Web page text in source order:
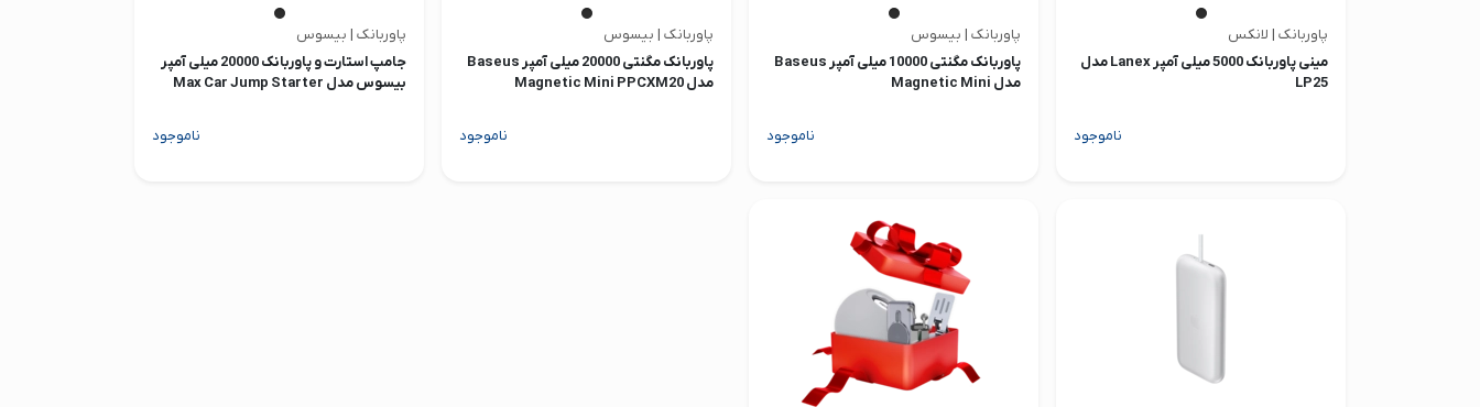
پاوربانک | لانکس
مینی پاوربانک 5000 میلی آمپر Lanex مدل
LP25
ناموجود
پاوربانک | بیسوس
پاوربانک مگنتی 10000 میلی آمپر Baseus
مدل Magnetic Mini
ناموجود
پاوربانک | بیسوس
پاوربانک مگنتی 20000 میلی آمپر Baseus
مدل Magnetic Mini PPCXM20
ناموجود
پاوربانک | بیسوس
جامپ استارت و پاوربانک 20000 میلی آمپر
بیسوس مدل Max Car Jump Starter
ناموجود